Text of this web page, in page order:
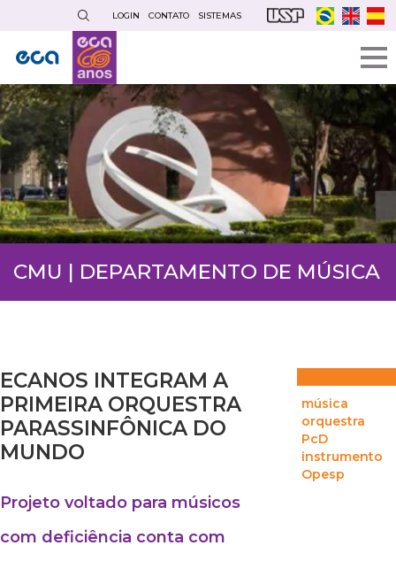
conteúdo
principal
LOGIN CONTATO SISTEMAS
CMU | DEPARTAMENTO DE MÚSICA
ECANOS INTEGRAM A
PRIMEIRA ORQUESTRA
PARASSINFÔNICA DO
MUNDO
Projeto voltado para músicos
com deficiência conta com
música
orquestra
PcD
instrumento
Opesp